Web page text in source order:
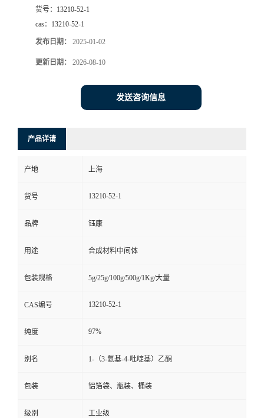
货号： 13210-52-1
cas： 13210-52-1
发布日期： 2025-01-02
更新日期： 2026-08-10
发送咨询信息
产品详请
产地 上海
货号 13210-52-1
品牌 钰康
用途 合成材料中间体
包装规格 5g/25g/100g/500g/1Kg/大量
CAS编号 13210-52-1
纯度 97%
别名 1-（3-氨基-4-吡啶基）乙酮
包装 铝箔袋、瓶装、桶装
级别 工业级